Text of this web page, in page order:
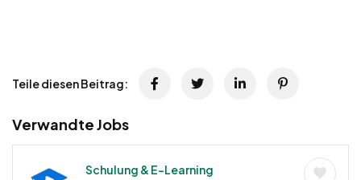
Teile diesen Beitrag:
Verwandte Jobs
Schulung & E-Learning